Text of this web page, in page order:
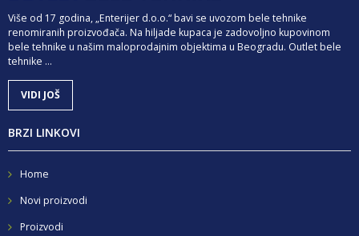
Više od 17 godina, „Enterijer d.o.o.“ bavi se uvozom bele tehnike
renomiranih proizvođača. Na hiljade kupaca je zadovoljno kupovinom
bele tehnike u našim maloprodajnim objektima u Beogradu. Outlet bele
tehnike ...
VIDI JOŠ
BRZI LINKOVI
Home
Novi proizvodi
Proizvodi